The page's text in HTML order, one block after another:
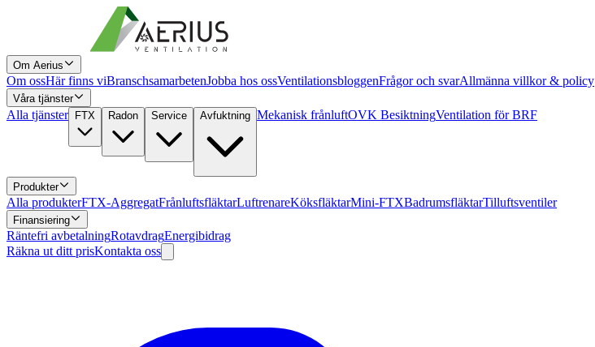
Om Aerius
Om ossHär finns viBranschsamarbetenJobba hos ossVentilationsbloggenFrågor och svarAllmänna villkor & policy
Våra tjänster
Alla tjänster FTX Radon Service Avfuktning Mekanisk frånluftOVK BesiktningVentilation för BRF
Produkter
Alla produkterFTX-AggregatFrånluftsfläktarLuftrenareKöksfläktarMini-FTXBadrumsfläktarTilluftsventiler
Finansiering
Räntefri avbetalningRotavdragEnergibidrag
Räkna ut ditt prisKontakta oss